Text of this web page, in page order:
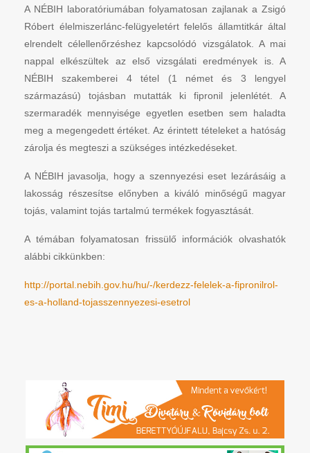
A NÉBIH laboratóriumában folyamatosan zajlanak a Zsigó
Róbert élelmiszerlánc-felügyeletért felelős államtitkár által
elrendelt célellenőrzéshez kapcsolódó vizsgálatok. A mai
nappal elkészültek az első vizsgálati eredmények is. A
NÉBIH szakemberei 4 tétel (1 német és 3 lengyel
származású) tojásban mutatták ki fipronil jelenlétét. A
szermaradék mennyisége egyetlen esetben sem haladta
meg a megengedett értéket. Az érintett tételeket a hatóság
zárolja és megteszi a szükséges intézkedéseket.
A NÉBIH javasolja, hogy a szennyezési eset lezárásáig a
lakosság részesítse előnyben a kiváló minőségű magyar
tojás, valamint tojás tartalmú termékek fogyasztását.
A témában folyamatosan frissülő információk olvashatók
alábbi cikkünkben:
http://portal.nebih.gov.hu/hu/-/kerdezz-felelek-a-fipronilrol-
es-a-holland-tojasszennyezesi-esetrol